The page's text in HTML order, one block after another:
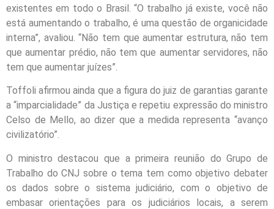
existentes em todo o Brasil. “O trabalho já existe, você não
está aumentando o trabalho, é uma questão de organicidade
interna”, avaliou. “Não tem que aumentar estrutura, não tem
que aumentar prédio, não tem que aumentar servidores, não
tem que aumentar juízes”.
Toffoli afirmou ainda que a figura do juiz de garantias garante
a “imparcialidade” da Justiça e repetiu expressão do ministro
Celso de Mello, ao dizer que a medida representa “avanço
civilizatório”.
O ministro destacou que a primeira reunião do Grupo de
Trabalho do CNJ sobre o tema tem como objetivo debater
os dados sobre o sistema judiciário, com o objetivo de
embasar orientações para os judiciários locais, a serem